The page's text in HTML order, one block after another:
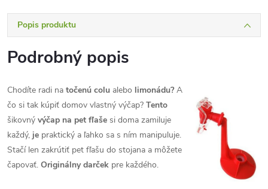
Popis produktu
Podrobný popis
Chodíte radi na točenú colu alebo limonádu?A
čo si tak kúpiť domov vlastný výčap? Tento
šikovný výčap na pet fľaše si doma zamiluje
každý, je praktický a ľahko sa s ním manipuluje.
Stačí len zakrútiť pet fľašu do stojana a môžete
čapovať. Originálny darček pre každého.